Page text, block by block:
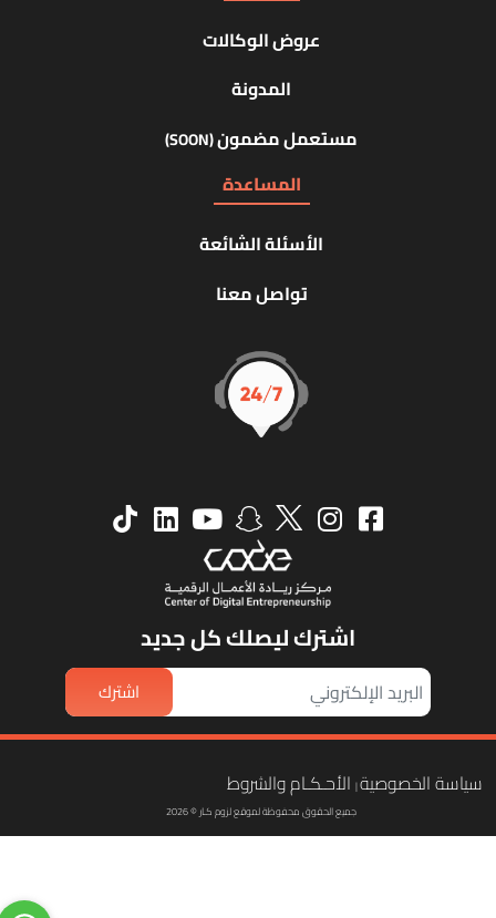
عروض الوكالات
المدونة
مستعمل مضمون(SOON)
المساعدة
الأسئلة الشائعة
تواصل معنا
اشترك ليصلك كل جديد
اشترك
سياسة الخصوصية|الأحـكـام والشروط
جميع الحقوق محفوظة لموقع لزوم كـار © 2026